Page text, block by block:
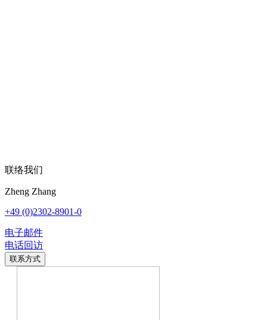
联络我们
Zheng Zhang
+49 (0)2302-8901-0
电子邮件
电话回访
联系方式